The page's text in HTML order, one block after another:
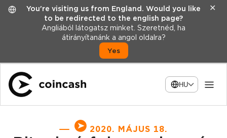
You're visiting us from England. Would you like
to be redirected to the english page?
Angliából látogatsz minket. Szeretnéd, ha
átirányítanánk a angol oldalra?
Yes
✕
HU
2020. MÁJUS 18.